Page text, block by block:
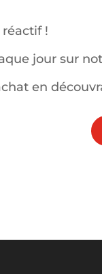
réactif !
jour sur
en